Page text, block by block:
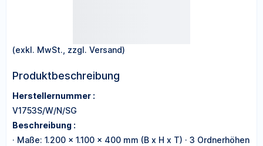
(exkl. MwSt., zzgl. Versand)
Produktbeschreibung
Herstellernummer :
V1753S/W/N/SG
Beschreibung :
· Maße: 1.200 x 1.100 x 400 mm (B x H x T) · 3 Ordnerhöhen